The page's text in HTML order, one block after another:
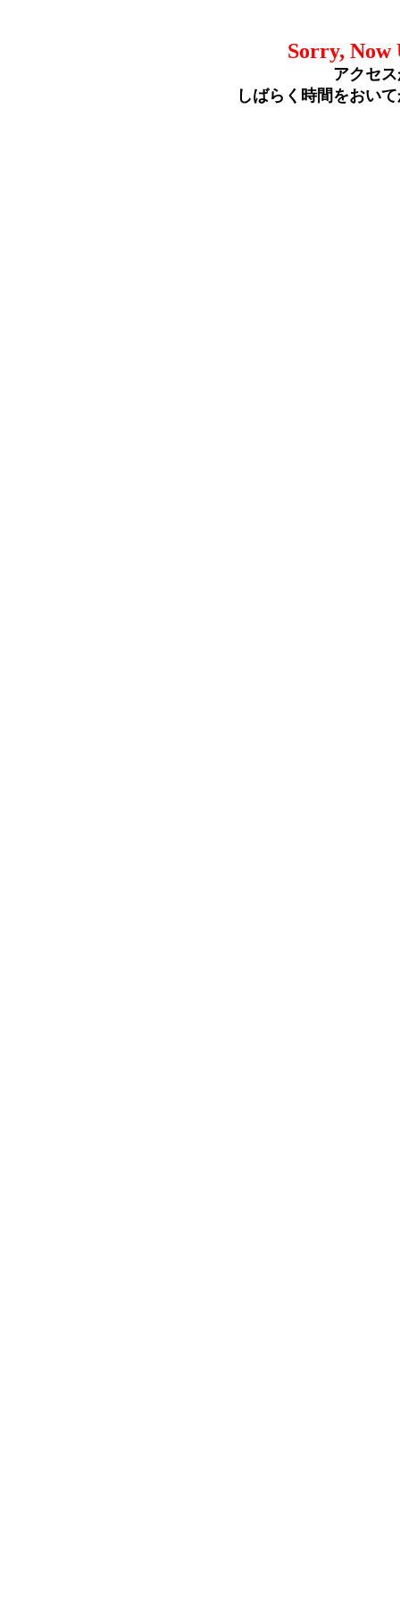
Sorry, Now
アクセ
しばらく時間をおい